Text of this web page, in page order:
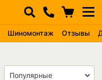
Шиномонтаж Отзывы